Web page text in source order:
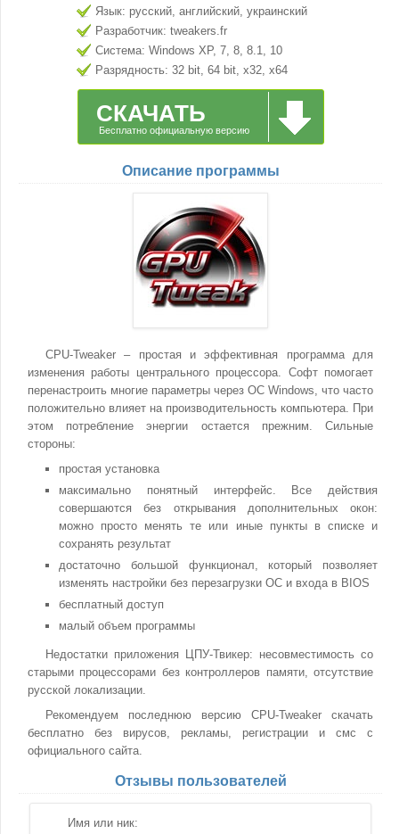
Язык: русский, английский, украинский
Разработчик: tweakers.fr
Система: Windows XP, 7, 8, 8.1, 10
Разрядность: 32 bit, 64 bit, x32, x64
СКАЧАТЬ
Бесплатно официальную версию
Описание программы
CPU-Tweaker – простая и эффективная программа для
изменения работы центрального процессора. Софт помогает
перенастроить многие параметры через ОС Windows, что часто
положительно влияет на производительность компьютера. При
этом потребление энергии остается прежним. Сильные
стороны:
простая установка
максимально понятный интерфейс. Все действия
совершаются без открывания дополнительных окон:
можно просто менять те или иные пункты в списке и
сохранять результат
достаточно большой функционал, который позволяет
изменять настройки без перезагрузки ОС и входа в BIOS
бесплатный доступ
малый объем программы
Недостатки приложения ЦПУ-Твикер: несовместимость со
старыми процессорами без контроллеров памяти, отсутствие
русской локализации.
Рекомендуем последнюю версию CPU-Tweaker скачать
бесплатно без вирусов, рекламы, регистрации и смс с
официального сайта.
Отзывы пользователей
Имя или ник: